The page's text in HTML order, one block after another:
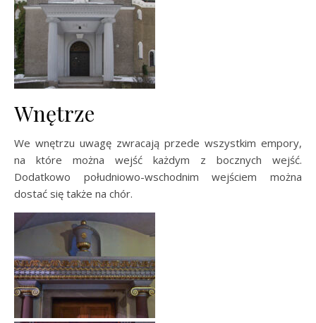
Wnętrze
We wnętrzu uwagę zwracają przede wszystkim empory,
na które można wejść każdym z bocznych wejść.
Dodatkowo południowo-wschodnim wejściem można
dostać się także na chór.